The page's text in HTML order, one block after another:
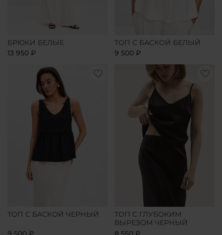
БРЮКИ БЕЛЫЕ
13 950 ₽
ТОП С БАСКОЙ БЕЛЫЙ
9 500 ₽
ТОП С БАСКОЙ ЧЕРНЫЙ
ТОП С ГЛУБОКИМ
ВЫРЕЗОМ ЧЕРНЫЙ